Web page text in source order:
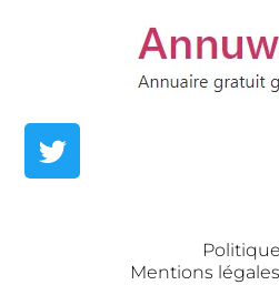
Mentions légales